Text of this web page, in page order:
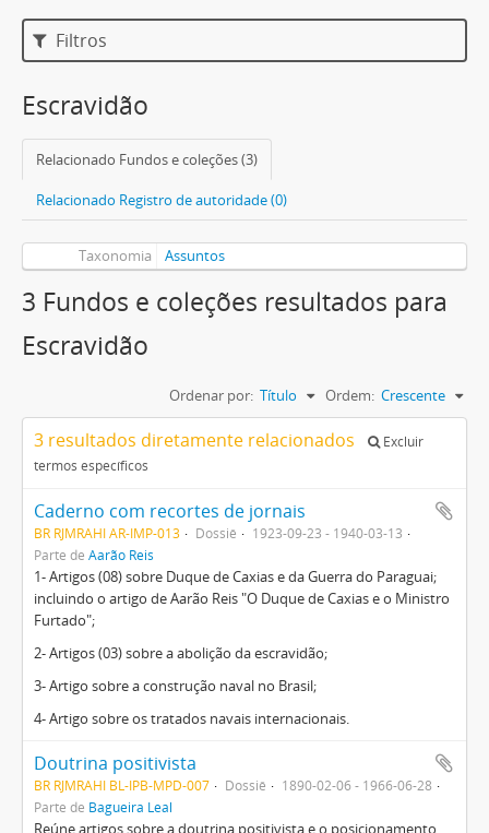
Filtros
Escravidão
Relacionado Fundos e coleções (3)
Relacionado Registro de autoridade (0)
Taxonomia Assuntos
3 Fundos e coleções resultados para
Escravidão
Ordenar por: Título Ordem: Crescente
3 resultados diretamente relacionados
Excluir
termos específicos
Caderno com recortes de jornais
BR RJMRAHI AR-IMP-013 Dossiê
1923-09-23 - 1940-03-13
Parte de Aarão Reis
1- Artigos (08) sobre Duque de Caxias e da Guerra do Paraguai;
incluindo o artigo de Aarão Reis "O Duque de Caxias e o Ministro
Furtado";
2- Artigos (03) sobre a abolição da escravidão;
3- Artigo sobre a construção naval no Brasil;
4- Artigo sobre os tratados navais internacionais.
Doutrina positivista
BR RJMRAHI BL-IPB-MPD-007 Dossiê
1890-02-06 - 1966-06-28
Parte de Bagueira Leal
Reúne artigos sobre a doutrina positivista e o posicionamento